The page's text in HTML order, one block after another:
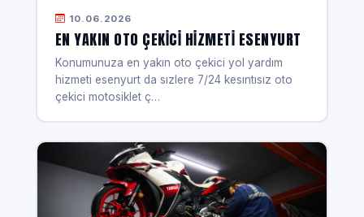
10.06.2026
EN YAKIN OTO ÇEKICI HIZMETI ESENYURT
Konumunuza en yakın oto çekici yol yardım
hizmeti esenyurt da sızlere 7/24 kesıntısız oto
çekici motosiklet ç…